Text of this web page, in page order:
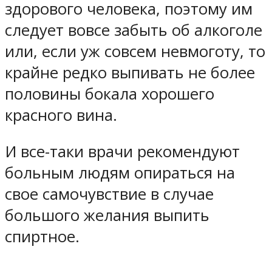
здорового человека, поэтому им
следует вовсе забыть об алкоголе
или, если уж совсем невмоготу, то
крайне редко выпивать не более
половины бокала хорошего
красного вина.
И все-таки врачи рекомендуют
больным людям опираться на
свое самочувствие в случае
большого желания выпить
спиртное.